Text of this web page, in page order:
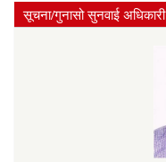
सूचना/गुनासो सुनवाई अधिकारी